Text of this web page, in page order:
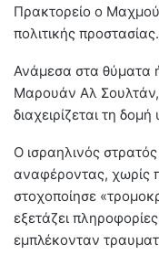
Πρακτορείο ο
πολιτικής προστασίας.
Ανάμεσα στα θύματα
Μαρουάν Αλ
διαχειρίζεται τη
Ο ισραηλινός
αναφέροντας, χωρίς
στοχοποίησε
εξετάζει
εμπλέκονταν